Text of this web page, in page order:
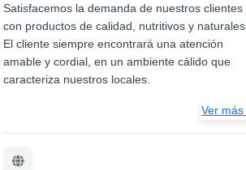
Satisfacemos la demanda de nuestros clientes
con productos de calidad, nutritivos y naturales.
El cliente siempre encontrará una atención
amable y cordial, en un ambiente cálido que
caracteriza nuestros locales.
Ver más